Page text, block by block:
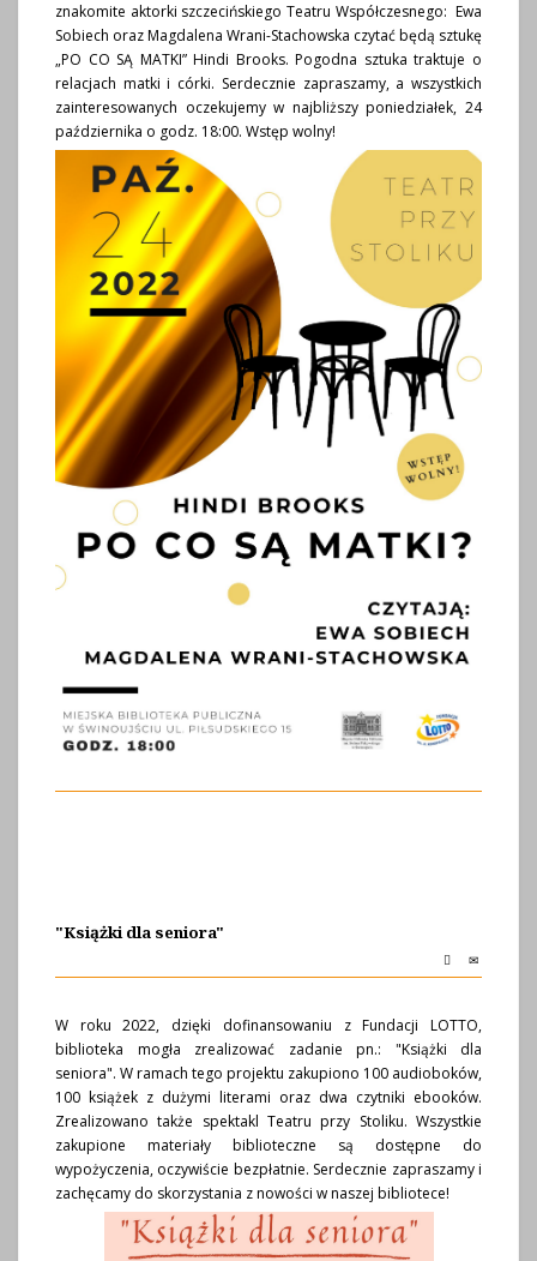
znakomite aktorki szczecińskiego Teatru Współczesnego: Ewa
Sobiech oraz Magdalena Wrani-Stachowska czytać będą sztukę
„PO CO SĄ MATKI” Hindi Brooks. Pogodna sztuka traktuje o
relacjach matki i córki. Serdecznie zapraszamy, a wszystkich
zainteresowanych oczekujemy w najbliższy poniedziałek, 24
października o godz. 18:00. Wstęp wolny!
"Książki dla seniora"
W roku 2022, dzięki dofinansowaniu z Fundacji LOTTO,
biblioteka mogła zrealizować zadanie pn.: "Książki dla
seniora". W ramach tego projektu zakupiono 100 audioboków,
100 książek z dużymi literami oraz dwa czytniki ebooków.
Zrealizowano także spektakl Teatru przy Stoliku. Wszystkie
zakupione materiały biblioteczne są dostępne do
wypożyczenia, oczywiście bezpłatnie. Serdecznie zapraszamy i
zachęcamy do skorzystania z nowości w naszej bibliotece!